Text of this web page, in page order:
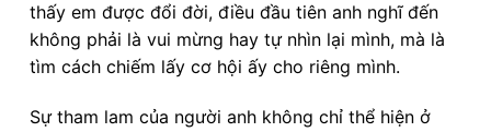
thấy em được đổi đời, điều đầu tiên anh nghĩ đến
không phải là vui mừng hay tự nhìn lại mình, mà là
tìm cách chiếm lấy cơ hội ấy cho riêng mình.
Sự tham lam của người anh không chỉ thể hiện ở